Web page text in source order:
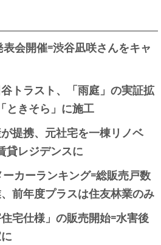
会開催=渋谷凪咲さんをキャ
トラスト、「雨庭」の実証拡
ときそら」に施工
提携、元社宅を一棟リノベ
貸レジデンスに
カーランキング=総販売戸数
前年度プラスは住友林業のみ
宅仕様」の販売開始=水害後